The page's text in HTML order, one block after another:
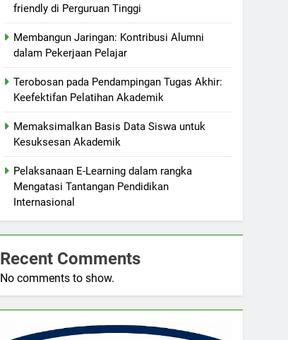
friendly di Perguruan Tinggi
Membangun Jaringan: Kontribusi Alumni
dalam Pekerjaan Pelajar
Terobosan pada Pendampingan Tugas Akhir:
Keefektifan Pelatihan Akademik
Memaksimalkan Basis Data Siswa untuk
Kesuksesan Akademik
Pelaksanaan E-Learning dalam rangka
Mengatasi Tantangan Pendidikan
Internasional
Recent Comments
No comments to show.